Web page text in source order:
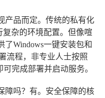
产品而定。传统的私有化
杂的环境配置。但像喧
Windows一键安装包和
流程，非专业人士按照
完成部署并启动服务。
吗？ 有。安全保障的核